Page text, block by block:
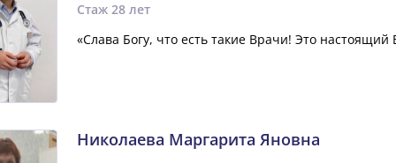
Стаж 28 лет
«Слава Богу, что есть такие Врачи! Это настоящий
Николаева Маргарита Яновна